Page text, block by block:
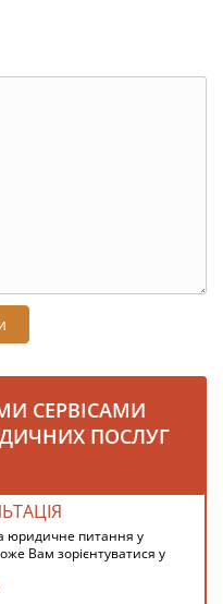
СЕРВІСАМИ
ПОСЛУГ
юридичне питання у
Вам зорієнтуватися у